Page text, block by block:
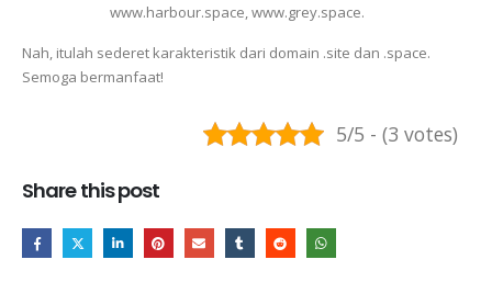
www.harbour.space, www.grey.space.
Nah, itulah sederet karakteristik dari domain .site dan .space.
Semoga bermanfaat!
5/5 - (3 votes)
Share this post